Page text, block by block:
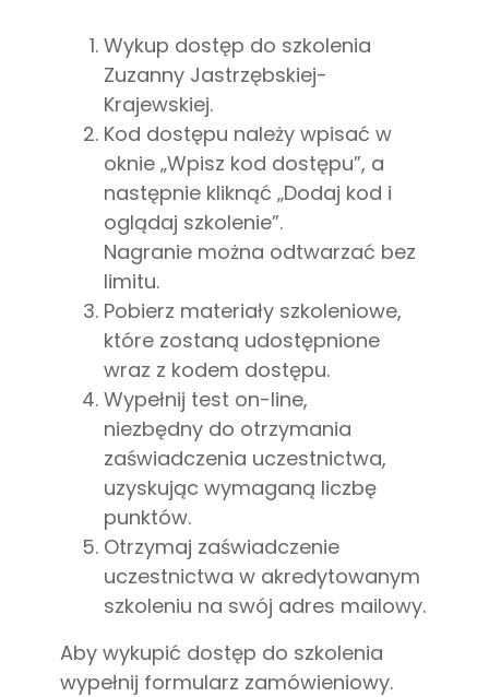
Wykup dostęp do szkolenia
Zuzanny Jastrzębskiej-
Krajewskiej.
Kod dostępu należy wpisać w
oknie „Wpisz kod dostępu”, a
następnie kliknąć „Dodaj kod i
oglądaj szkolenie”.
Nagranie można odtwarzać bez
limitu.
Pobierz materiały szkoleniowe,
które zostaną udostępnione
wraz z kodem dostępu.
Wypełnij test on-line,
niezbędny do otrzymania
zaświadczenia uczestnictwa,
uzyskując wymaganą liczbę
punktów.
Otrzymaj zaświadczenie
uczestnictwa w akredytowanym
szkoleniu na swój adres mailowy.
Aby wykupić dostęp do szkolenia
wypełnij formularz zamówieniowy.